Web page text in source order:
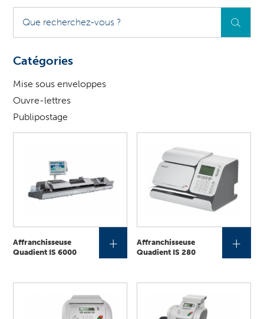
recherchez-
vous
Catégories
Mise sous enveloppes
Ouvre-lettres
Publipostage
Affranchisseuse
Quadient IS 6000
+
Affranchisseuse
Quadient IS 280
+